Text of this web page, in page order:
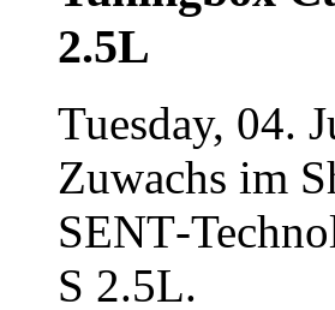
2.5L
Tuesday, 04.
Zuwachs im
S 2.5L.